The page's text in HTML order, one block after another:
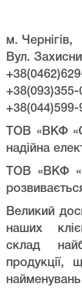
м. Чернігів,
Вул.
+38(093)355-
+38(044)599-
ТОВ «ВКФ
надійна
ТОВ «ВКФ
Великий
наших
склад
продукції,
найменувань